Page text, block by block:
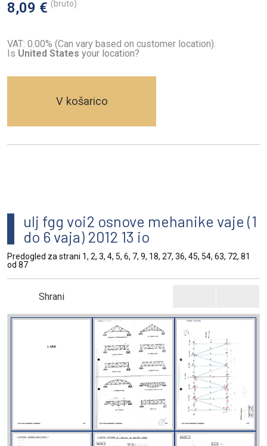
8,09 € (bruto)
VAT: 0.00% (Can vary based on customer location).
Is United States your location?
V košarico
ulj fgg voi2 osnove mehanike vaje (1
do 6 vaja) 2012 13 io
Predogled za strani 1, 2, 3, 4, 5, 6, 7, 9, 18, 27, 36, 45, 54, 63, 72, 81
od 87
Shrani